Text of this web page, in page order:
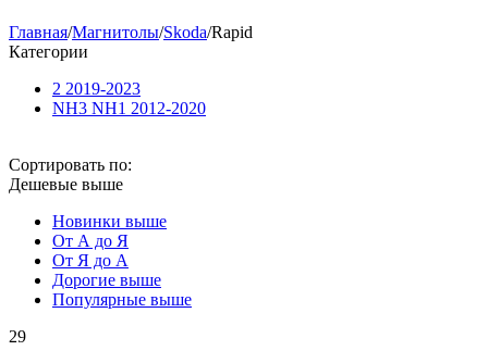
Главная/Магнитолы/Skoda/Rapid
Категории
2 2019-2023
NH3 NH1 2012-2020
Сортировать по:
Дешевые выше
Новинки выше
От А до Я
От Я до А
Дорогие выше
Популярные выше
29